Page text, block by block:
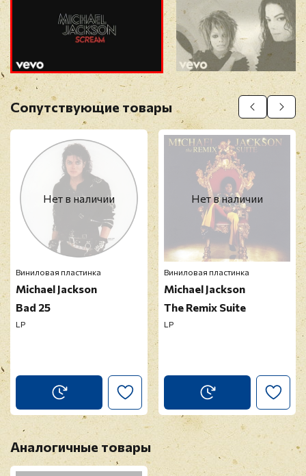
Прикрепить фото
Оставить отзыв
Перед публикацией отзывы проходят
модерацию
Сопутствующие товары
Нет в наличии
Виниловая пластинка
Michael Jackson
Bad 25
LP
Нет в наличии
Виниловая пластинка
Michael Jackson
The Remix Suite
LP
Аналогичные товары